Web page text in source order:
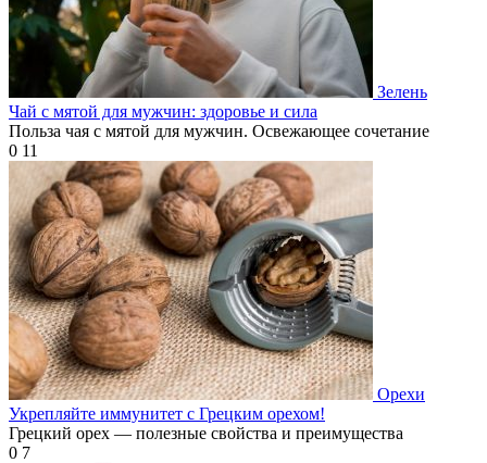
Зелень
Чай с мятой для мужчин: здоровье и сила
Польза чая с мятой для мужчин. Освежающее сочетание
0 11
Орехи
Укрепляйте иммунитет с Грецким орехом!
Грецкий орех — полезные свойства и преимущества
0 7